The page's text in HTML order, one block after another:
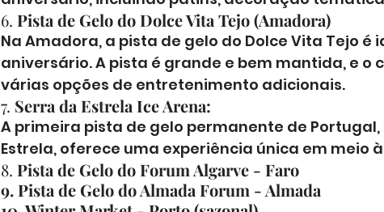
6. Pista de Gelo do Dolce Vita Tejo (Amadora)
Na Amadora, a pista de gelo do Dolce Vita Tejo é
aniversário. A pista é grande e bem mantida, e o
várias opções de entretenimento adicionais.
7. Serra da Estrela Ice Arena:
A primeira pista de gelo permanente de Portugal,
Estrela, oferece uma experiência única em meio
8. Pista de Gelo do Forum Algarve - Faro
9. Pista de Gelo do Almada Forum - Almada